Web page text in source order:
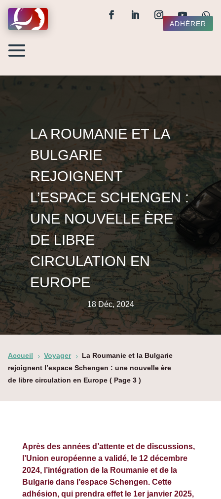
ADHÉRER
LA ROUMANIE ET LA
BULGARIE
REJOIGNENT
L’ESPACE SCHENGEN :
UNE NOUVELLE ÈRE
DE LIBRE
CIRCULATION EN
EUROPE
18 Déc, 2024
Accueil 5 Voyager 5
La Roumanie et la Bulgarie
rejoignent l’espace Schengen : une nouvelle ère
de libre circulation en Europe ( Page 3 )
Après des années d’attente et de discussions,
l’Union européenne a validé, le 12 décembre
2024, l’intégration de la Roumanie et de la
Bulgarie dans l’espace Schengen. Cette
adhésion, qui prendra effet le 1er janvier 2025,